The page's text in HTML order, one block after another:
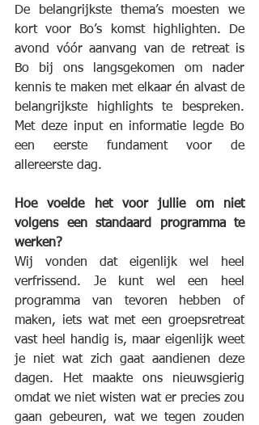
De belangrijkste thema’s moesten we
kort voor Bo’s komst highlighten. De
avond vóór aanvang van de retreat is
Bo bij ons langsgekomen om nader
kennis te maken met elkaar én alvast de
belangrijkste highlights te bespreken.
Met deze input en informatie legde Bo
een eerste fundament voor de
allereerste dag.
Hoe voelde het voor jullie om niet
volgens een standaard programma te
werken?
Wij vonden dat eigenlijk wel heel
verfrissend. Je kunt wel een heel
programma van tevoren hebben of
maken, iets wat met een groepsretreat
vast heel handig is, maar eigenlijk weet
je niet wat zich gaat aandienen deze
dagen. Het maakte ons nieuwsgierig
omdat we niet wisten wat er precies zou
gaan gebeuren, wat we tegen zouden